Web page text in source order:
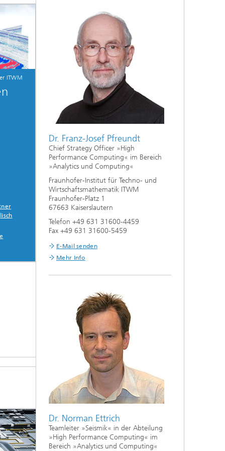
Energie und Versorgung
Optimierung in den Life Sciences
Operations Research:
Produktionsplanung und -steuerung
ITWM
Dr. Franz-Josef Pfreundt
Chief Strategy Officer »High
Performance Computing« im Bereich
»Analytics und Computing«
Fraunhofer-Institut für Techno- und
Wirtschaftsmathematik ITWM
Fraunhofer-Platz 1
67663 Kaiserslautern
Telefon +49 631 31600-4459
Fax +49 631 31600-5459
E-Mail senden
Mehr Info
Dr. Norman Ettrich
Teamleiter »Seismik« in der Abteilung
»High Performance Computing« im
Bereich »Analytics und Computing«